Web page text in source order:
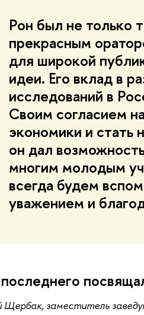
Рон был не только
прекрасным
для широкой
идеи. Его вклад в
исследований в
Своим согласием
экономики и
он дал
многим молодым
всегда будем
уважением и
Щербак, заместитель